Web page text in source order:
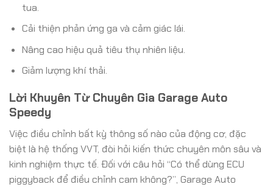
tua.
Cải thiện phản ứng ga và cảm giác lái.
Nâng cao hiệu quả tiêu thụ nhiên liệu.
Giảm lượng khí thải.
Lời Khuyên Từ Chuyên Gia Garage Auto
Speedy
Việc điều chỉnh bất kỳ thông số nào của động cơ, đặc
biệt là hệ thống VVT, đòi hỏi kiến thức chuyên môn sâu và
kinh nghiệm thực tế. Đối với câu hỏi “Có thể dùng ECU
piggyback để điều chỉnh cam không?”, Garage Auto